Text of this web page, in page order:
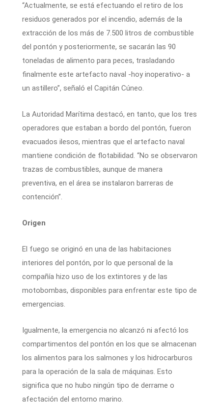
“Actualmente, se está efectuando el retiro de los
residuos generados por el incendio, además de la
extracción de los más de 7.500 litros de combustible
del pontón y posteriormente, se sacarán las 90
toneladas de alimento para peces, trasladando
finalmente este artefacto naval -hoy inoperativo- a
un astillero”, señaló el Capitán Cúneo.
La Autoridad Marítima destacó, en tanto, que los tres
operadores que estaban a bordo del pontón, fueron
evacuados ilesos, mientras que el artefacto naval
mantiene condición de flotabilidad. “No se observaron
trazas de combustibles, aunque de manera
preventiva, en el área se instalaron barreras de
contención”.
Origen
El fuego se originó en una de las habitaciones
interiores del pontón, por lo que personal de la
compañía hizo uso de los extintores y de las
motobombas, disponibles para enfrentar este tipo de
emergencias.
Igualmente, la emergencia no alcanzó ni afectó los
compartimentos del pontón en los que se almacenan
los alimentos para los salmones y los hidrocarburos
para la operación de la sala de máquinas. Esto
significa que no hubo ningún tipo de derrame o
afectación del entorno marino.